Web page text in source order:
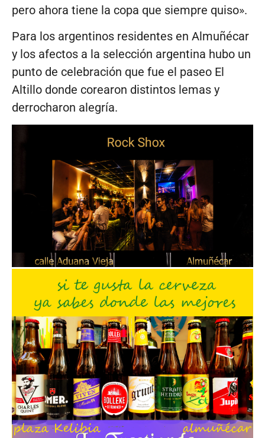
pero ahora tiene la copa que siempre quiso».
Para los argentinos residentes en Almuñécar
y los afectos a la selección argentina hubo un
punto de celebración que fue el paseo El
Altillo donde corearon distintos lemas y
derrocharon alegría.